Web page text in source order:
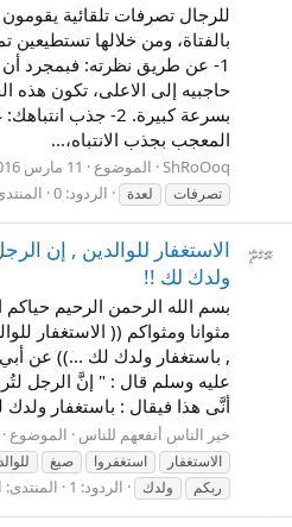
للرجال تصرفات تلقائية
بالفتاة، ومن خلالها تستطيعين
1- عن طريق نظرته: فبمجرد أن
حاجبيه إلى الاعلى، تكون هذه
بسرعة كبيرة. 2- جذب
المعجب بجذب الانتباه،...
ShRoOoq الموضوع 11 مارس 2016
تصرفات
لعدة الردود: 0
الاستغفار للوالدين , إن
ولدك لك !!
بسم الله الرحمن الرحيم حياكم
مثوانا ومثواكم (( الاستغفار
, باستغفار ولدك لك ...)) عن
عليه وسلم قال : " إنَّ الرجل
أنَّى هذا فيقال : باستغفار
خير الناس أنفعهم للناس الموضوع
الاستغفار
استغفروا صيغ
ربكم
ولدك الردود: 1 المنتدى: